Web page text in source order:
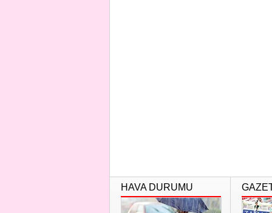
HAVA DURUMU